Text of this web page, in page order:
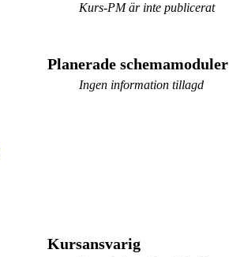
Kurs-PM är inte publicerat
Planerade schemamoduler
Ingen information tillagd
Kursansvarig